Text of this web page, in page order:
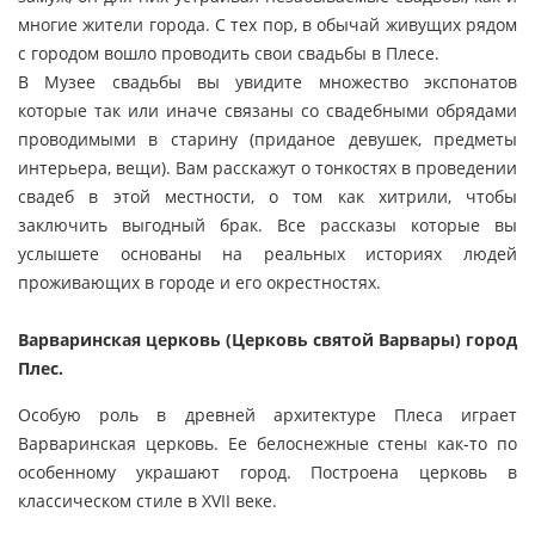
многие жители города. С тех пор, в обычай живущих рядом
с городом вошло проводить свои свадьбы в Плесе.
В Музее свадьбы вы увидите множество экспонатов
которые так или иначе связаны со свадебными обрядами
проводимыми в старину (приданое девушек, предметы
интерьера, вещи). Вам расскажут о тонкостях в проведении
свадеб в этой местности, о том как хитрили, чтобы
заключить выгодный брак. Все рассказы которые вы
услышете основаны на реальных историях людей
проживающих в городе и его окрестностях.
Варваринская церковь (Церковь святой Варвары) город
Плес.
Особую роль в древней архитектуре Плеса играет
Варваринская церковь. Ее белоснежные стены как-то по
особенному украшают город. Построена церковь в
классическом стиле в XVII веке.